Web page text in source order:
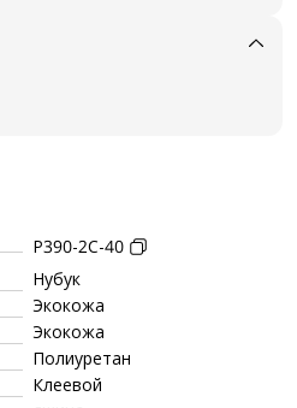
P390-2C-40
Нубук
Экокожа
Экокожа
Полиуретан
Клеевой